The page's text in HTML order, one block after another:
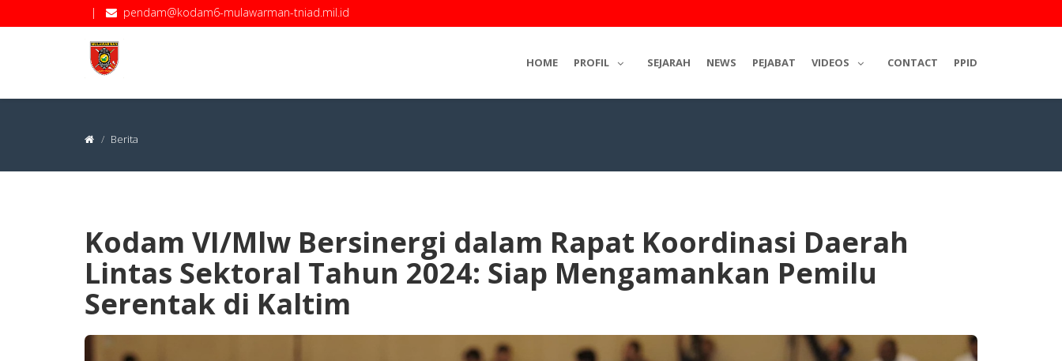
| pendam@kodam6-mulawarman-tniad.mil.id
HOME PROFIL SEJARAH NEWS PEJABAT VIDEOS CONTACT PPID
Berita
Kodam VI/Mlw Bersinergi dalam Rapat Koordinasi Daerah
Lintas Sektoral Tahun 2024: Siap Mengamankan Pemilu
Serentak di Kaltim